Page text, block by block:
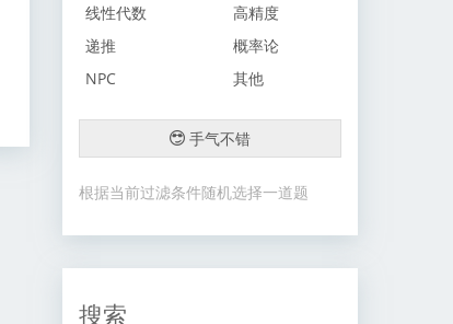
线性代数
高精度
递推
概率论
NPC
其他
手气不错
根据当前过滤条件随机选择一道题
搜索